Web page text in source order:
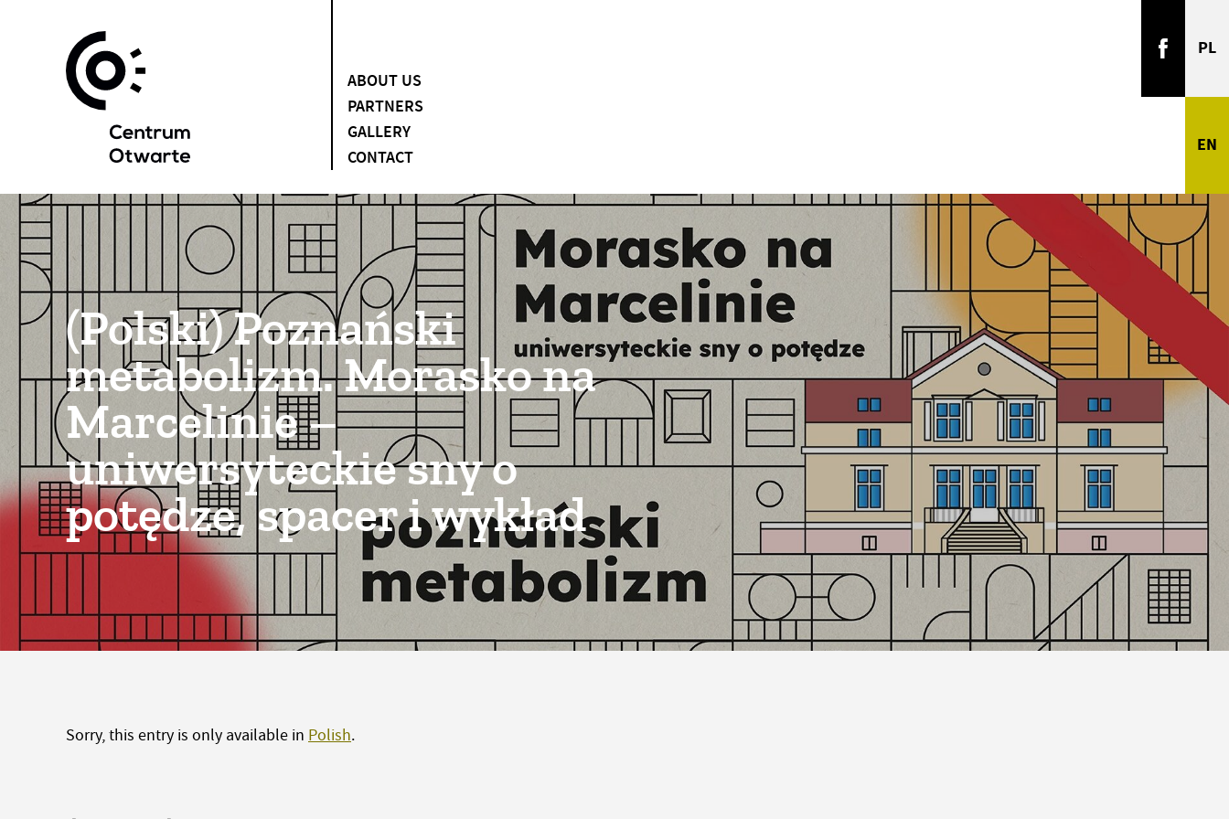
ABOUT US
PARTNERS
GALLERY
CONTACT
(Polski) Poznański
metabolizm. Morasko na
Marcelinie –
uniwersyteckie sny o
potędze, spacer i wykład
Sorry, this entry is only available in Polish.